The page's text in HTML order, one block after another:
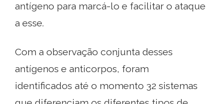
antígeno para marcá-lo e facilitar o ataque
a esse.
Com a observação conjunta desses
antígenos e anticorpos, foram
identificados até o momento 32 sistemas